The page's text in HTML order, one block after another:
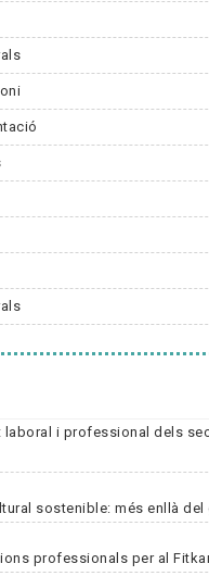
laboral i professional dels
sostenible: més enllà del
professionals per al